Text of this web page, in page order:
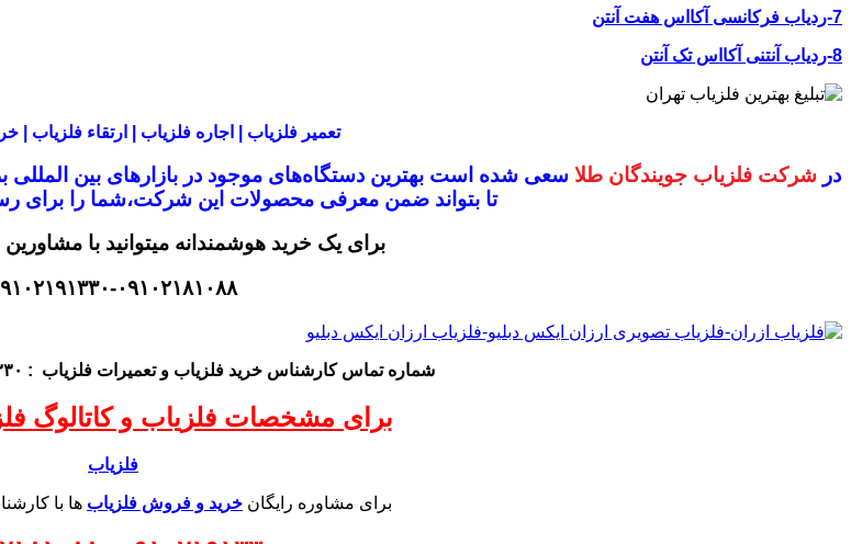
7-ردیاب فرکانسی آکااس هفت آنتن
8-ردیاب آنتنی آکااس تک آنتن
تعمیر فلزیاب | اجاره فلزیاب | ارتقاء فلزیاب |
در شرکت فلزیاب جویندگان طلا سعی شده است بهترین دستگاه‌های موجود دربازار‌های بین
تا بتواند ضمن معرفی محصولات این شرکت،شما را برای
برای یک خرید هوشمندانه میتوانید با مشاورین
۰۹۱۰۲۱۹۱۳۳۰-
شماره تماس کارشناسخرید فلزیاب و تعمیرات فلزیاب : ۰۹۱۰۲۱۹۱۳۳۰و ۰۹۱۰۲۱۸۱۰۸۸
برای مشخصات فلزیاب و کاتالوگ
فلزیاب
برای مشاوره رایگان خرید و فروش فلزیاب ها با